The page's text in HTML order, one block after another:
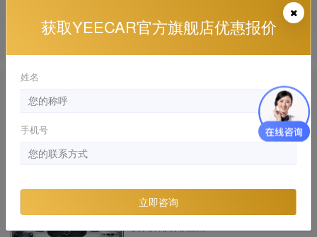
白色沃尔沃XC40 施工YEECAR隐形车衣案例视
沃尔沃XC40选什么隐形车衣好？看这辆贴了
沃尔沃XC40 施工YEECA 隐形车衣
获取YEECAR官方旗舰店优惠报价
姓名
手机号
立即咨询